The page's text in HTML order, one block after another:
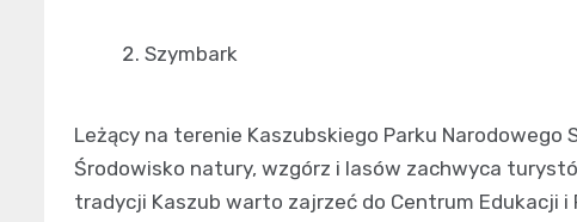
Szymbark
Leżący na terenie Kaszubskiego Parku
Środowisko natury, wzgórz i lasów zachwyca
tradycji Kaszub warto zajrzeć do Centrum Edukacji i